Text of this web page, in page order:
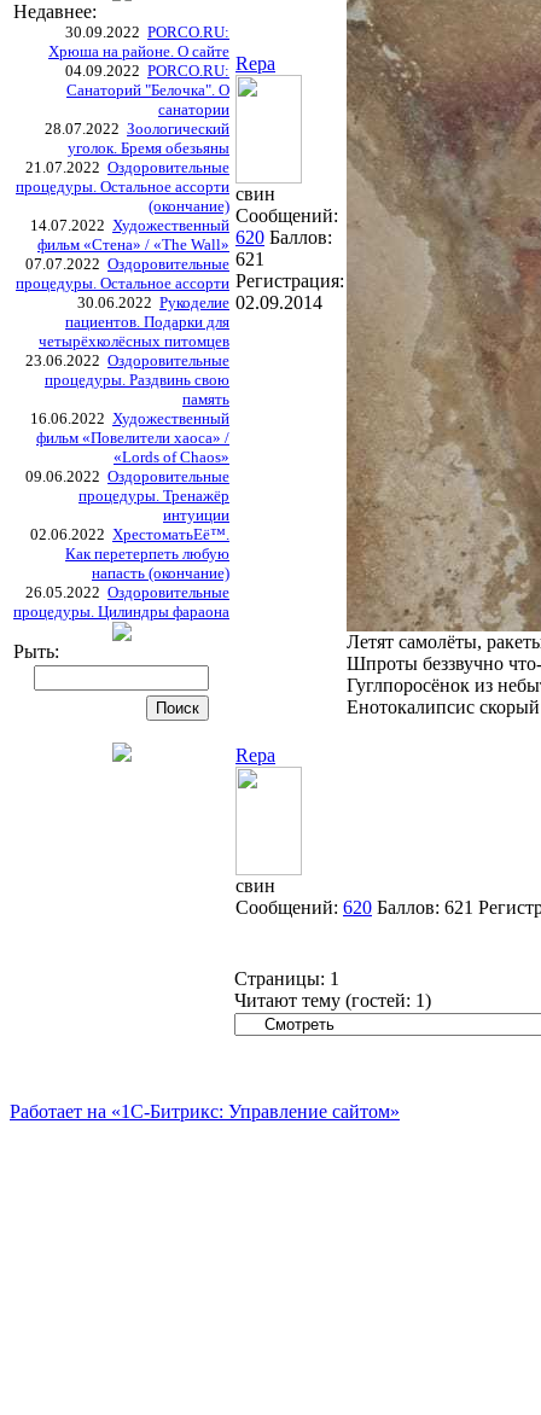
Недавнее:
30.09.2022 PORCO.RU:
Хрюша на районе. О сайте
04.09.2022 PORCO.RU:
Санаторий "Белочка". О
санатории
28.07.2022 Зоологический
уголок. Бремя обезьяны
21.07.2022 Оздоровительные
процедуры. Остальное ассорти
(окончание)
14.07.2022 Художественный
фильм «Стена» / «The Wall»
07.07.2022 Оздоровительные
процедуры. Остальное ассорти
30.06.2022 Рукоделие
пациентов. Подарки для
четырёхколёсных питомцев
23.06.2022 Оздоровительные
процедуры. Раздвинь свою
память
16.06.2022 Художественный
фильм «Повелители хаоса» /
«Lords of Chaos»
09.06.2022 Оздоровительные
процедуры. Тренажёр
интуиции
02.06.2022 ХрестоматьЕё™.
Как перетерпеть любую
напасть (окончание)
26.05.2022 Оздоровительные
процедуры. Цилиндры фараона
Рыть:
Repa
свин
Сообщений:
620 Баллов:
621
Регистрация:
02.09.2014
Летят самолёты,
Шпроты беззвучно
Гуглпоросёнок из
Енотокалипсис
Repa
свин
Сообщений: 620 Баллов: 621
Страницы: 1
Читают тему (гостей: 1)
Работает на «1С-Битрикс: Управление сайтом»